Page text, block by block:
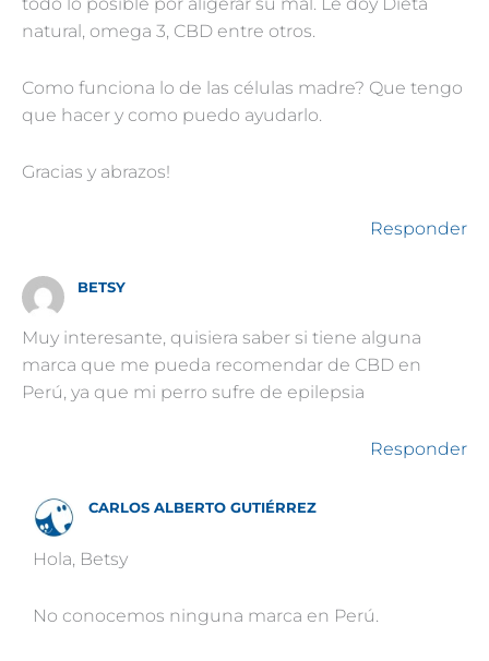
natural, omega 3, CBD entre otros.
Como funciona lo de las células madre? Que tengo
que hacer y como puedo ayudarlo.
Gracias y abrazos!
Responder
BETSY
Muy interesante, quisiera saber si tiene alguna
marca que me pueda recomendar de CBD en
Perú, ya que mi perro sufre de epilepsia
Responder
CARLOS ALBERTO GUTIÉRREZ
Hola, Betsy
No conocemos ninguna marca en Perú.